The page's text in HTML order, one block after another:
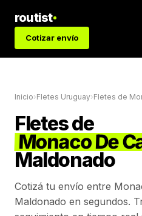
routist
Cotizar envío
Inicio›Fletes Uruguay›Fletes de
Fletes de
Monaco De
Maldonado
Cotizá tu envío entre
Maldonado en segundos.